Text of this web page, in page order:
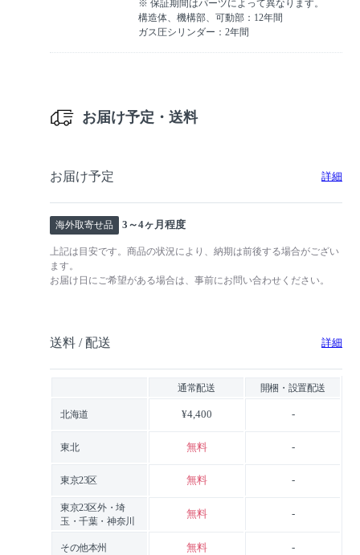
※ 保証期間はパーツによって異なります。
構造体、機構部、可動部：12年間
ガス圧シリンダー：2年間
お届け予定・送料
お届け予定 詳細
海外取寄せ品 3～4ヶ月程度
上記は目安です。商品の状況により、納期は前後する場合がござい
ます。
お届け日にご希望がある場合は、事前にお問い合わせください。
送料 / 配送 詳細
通常配送 開梱・設置配送
北海道 ¥4,400 -
東北 無料 -
東京23区 無料 -
東京23区外・埼
玉・千葉・神奈川
無料 -
その他本州 無料 -